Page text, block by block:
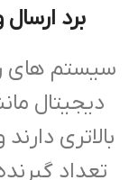
برد
سیستم های
دیجیتال
بالاتری
تعداد